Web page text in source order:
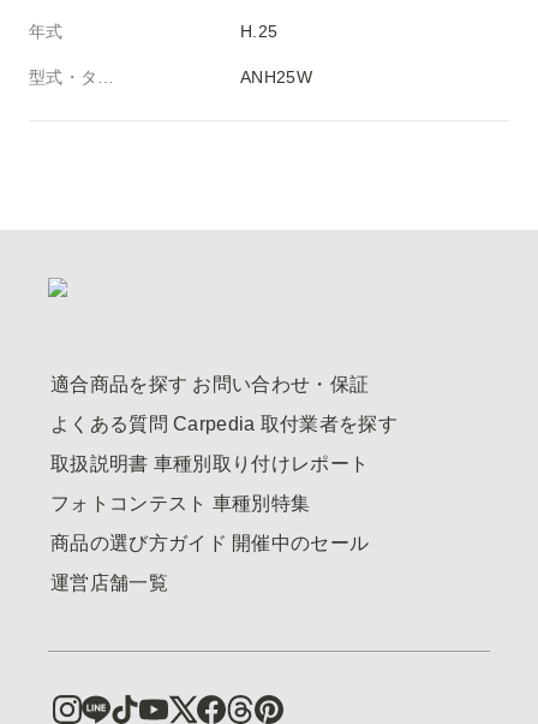
年式 H.25
ANH25W
適合商品を探す お問い合わせ・保証
よくある質問 Carpedia 取付業者を探す
取扱説明書 車種別取り付けレポート
フォトコンテスト 車種別特集
商品の選び方ガイド 開催中のセール
運営店舗一覧